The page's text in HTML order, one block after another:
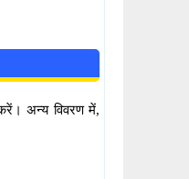
अन्य विवरण में,